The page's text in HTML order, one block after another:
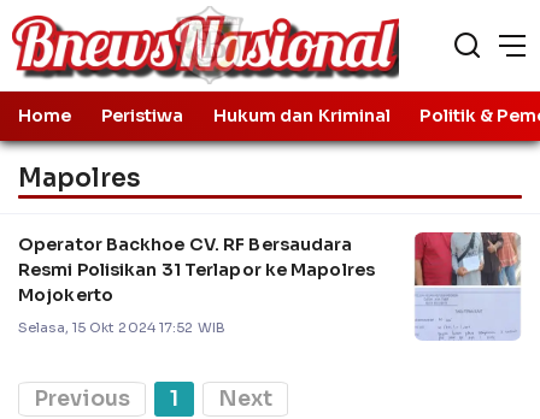
Home Peristiwa Hukum dan Kriminal Politik &
Mapolres
Operator Backhoe CV. RF Bersaudara
Resmi Polisikan 31 Terlapor ke Mapolres
Mojokerto
Selasa, 15 Okt 2024 17:52 WIB
Previous 1 Next